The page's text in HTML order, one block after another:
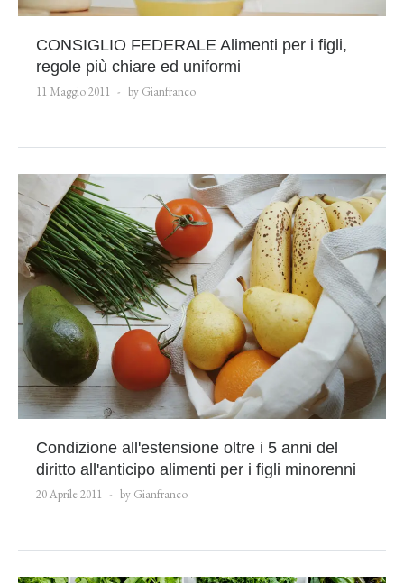
CONSIGLIO FEDERALE Alimenti per i figli,
regole più chiare ed uniformi
11 Maggio 2011 by Gianfranco
Condizione all'estensione oltre i 5 anni del
diritto all'anticipo alimenti per i figli minorenni
20 Aprile 2011 by Gianfranco